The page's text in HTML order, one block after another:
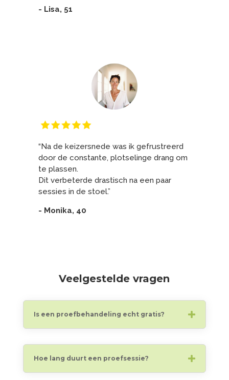
- Lisa, 51
“Na de keizersnede was ik gefrustreerd
door de constante, plotselinge drang om
te plassen.
Dit verbeterde drastisch na een paar
sessies in de stoel.”
- Monika, 40
Veelgestelde vragen
Is een proefbehandeling echt gratis?
Hoe lang duurt een proefsessie?